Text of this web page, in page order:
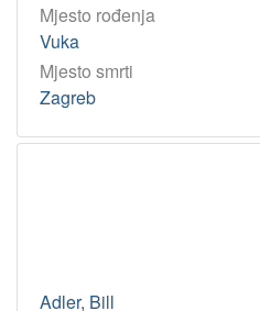
Mjesto rođenja
Vuka
Mjesto smrti
Zagreb
Adler, Bill